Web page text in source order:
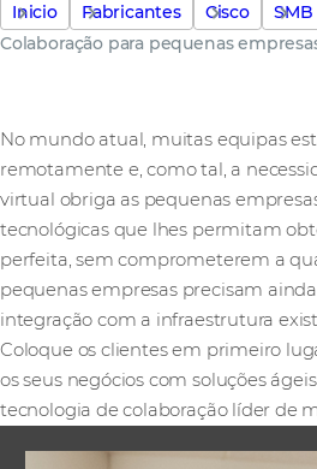
Inicio Fabricantes Cisco
SMB
Colaboração para pequenas
No mundo atual, muitas equipas
remotamente e, como tal, a
virtual obriga as pequenas
tecnológicas que lhes permitam
perfeita, sem comprometerem a
pequenas empresas precisam
integração com a infraestrutura
Coloque os clientes em primeiro
os seus negócios com soluções
tecnologia de colaboração líder de